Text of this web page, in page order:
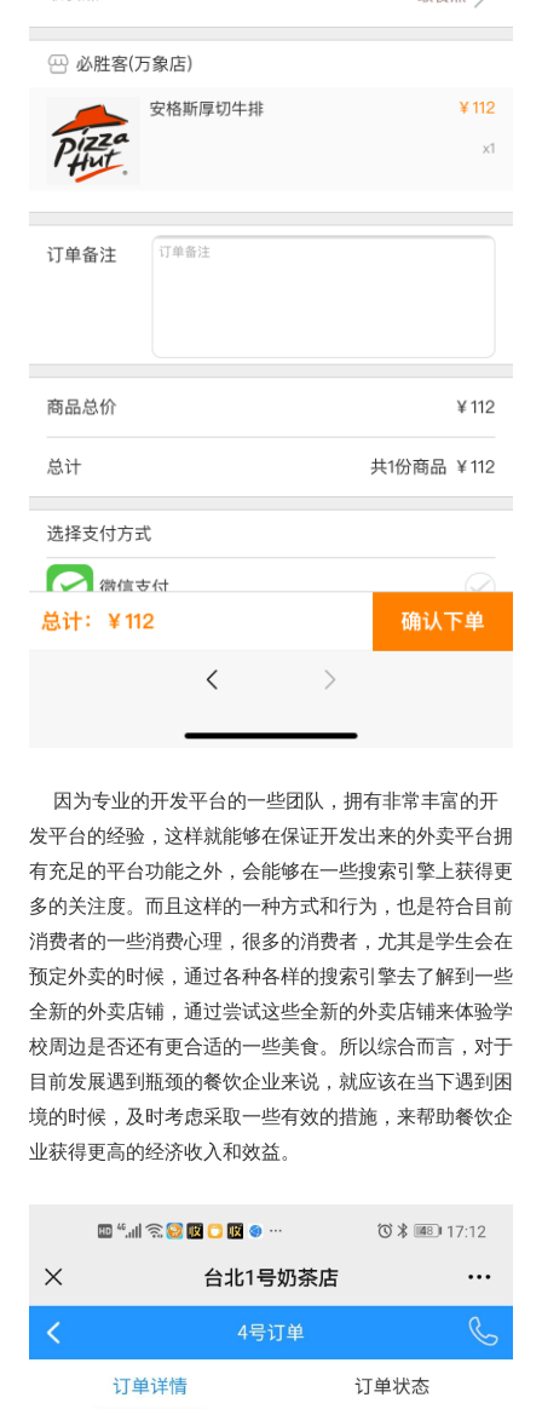
因为专业的开发平台的一些团队，拥有非常丰富的开
发平台的经验，这样就能够在保证开发出来的外卖平台拥
有充足的平台功能之外，会能够在一些搜索引擎上获得更
多的关注度。而且这样的一种方式和行为，也是符合目前
消费者的一些消费心理，很多的消费者，尤其是学生会在
预定外卖的时候，通过各种各样的搜索引擎去了解到一些
全新的外卖店铺，通过尝试这些全新的外卖店铺来体验学
校周边是否还有更合适的一些美食。所以综合而言，对于
目前发展遇到瓶颈的餐饮企业来说，就应该在当下遇到困
境的时候，及时考虑采取一些有效的措施，来帮助餐饮企
业获得更高的经济收入和效益。